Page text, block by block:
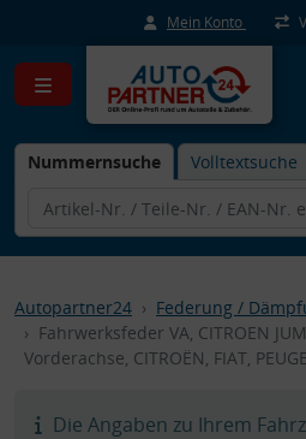
Mein Konto
Nummernsuche Volltextsuche
Autopartner24 Federung /
Fahrwerksfeder VA, CITROEN
Vorderachse, CITROËN, FIAT,
Die Angaben zu Ihrem